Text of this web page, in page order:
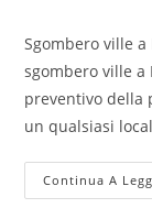
Sgombero ville
sgombero ville
preventivo della
un qualsiasi
Continua A